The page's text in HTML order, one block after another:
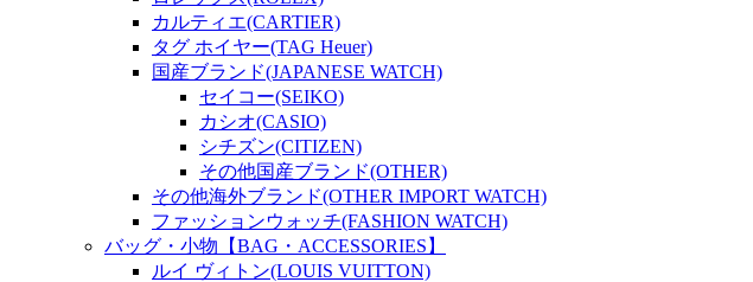
カルティエ(CARTIER)
タグ ホイヤー(TAG Heuer)
国産ブランド(JAPANESE WATCH)
セイコー(SEIKO)
カシオ(CASIO)
シチズン(CITIZEN)
その他国産ブランド(OTHER)
その他海外ブランド(OTHER IMPORT WATCH)
ファッションウォッチ(FASHION WATCH)
バッグ・小物【BAG・ACCESSORIES】
ルイ ヴィトン(LOUIS VUITTON)